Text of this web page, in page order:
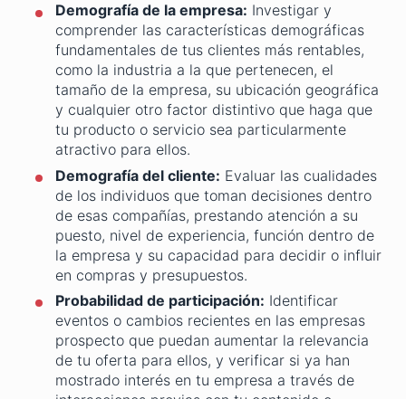
Demografía de la empresa: Investigar y
comprender las características demográficas
fundamentales de tus clientes más rentables,
como la industria a la que pertenecen, el
tamaño de la empresa, su ubicación geográfica
y cualquier otro factor distintivo que haga que
tu producto o servicio sea particularmente
atractivo para ellos.
Demografía del cliente: Evaluar las cualidades
de los individuos que toman decisiones dentro
de esas compañías, prestando atención a su
puesto, nivel de experiencia, función dentro de
la empresa y su capacidad para decidir o influir
en compras y presupuestos.
Probabilidad de participación: Identificar
eventos o cambios recientes en las empresas
prospecto que puedan aumentar la relevancia
de tu oferta para ellos, y verificar si ya han
mostrado interés en tu empresa a través de